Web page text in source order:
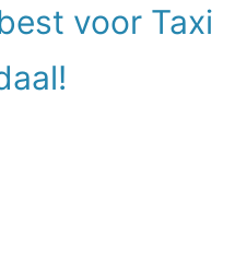
voor Taxi